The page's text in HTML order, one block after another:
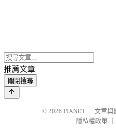
推薦文章
關閉搜尋
© 2026 PIXNET
文章與
隱私權政策